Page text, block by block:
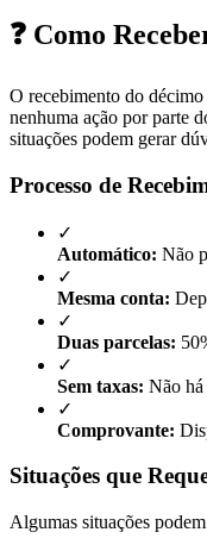
❓ Como
O recebimento do
nenhuma ação por parte
situações podem gerar
Processo de
✓
Automático: Não
✓
Mesma conta:
✓
Duas parcelas:
✓
Sem taxas: Não há
✓
Comprovante:
Situações que
Algumas situações